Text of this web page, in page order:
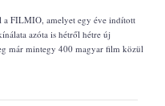
FILMIO, amelyet egy éve indított
azóta is hétről hétre új
már mintegy 400 magyar film közül